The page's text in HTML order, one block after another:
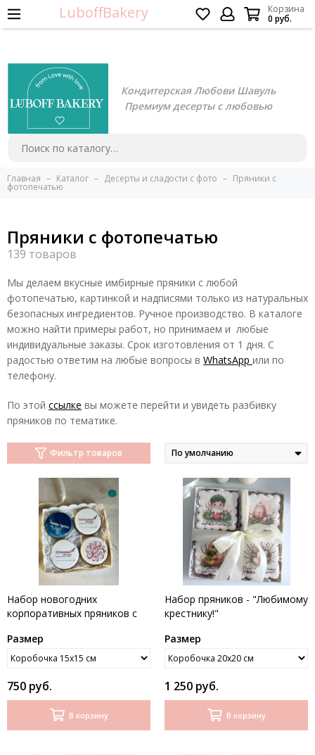
Кондитерская Любови Шавуль
Премиум десерты с любовью
LuboffBakery
Корзина
0 руб.
Главная Каталог Десерты и сладости с фото Пряники с
фотопечатью
Пряники с фотопечатью
Мы делаем вкусные имбирные пряники с любой
фотопечатью, картинкой и надписями только из натуральных
безопасных ингредиентов. Ручное производство. В каталоге
можно найти примеры работ, но принимаем и любые
индивидуальные заказы. Срок изготовления от 1 дня. С
радостью ответим на любые вопросы в WhatsApp или по
телефону.
По этой ссылке вы можете перейти и увидеть разбивку
пряников по тематике.
Фильтр товаров
Набор новогодних
корпоративных пряников с
авиакомпании
Размер
750 руб.
В корзину
Набор пряников - "Любимому
крестнику!"
Размер
1 250 руб.
В корзину